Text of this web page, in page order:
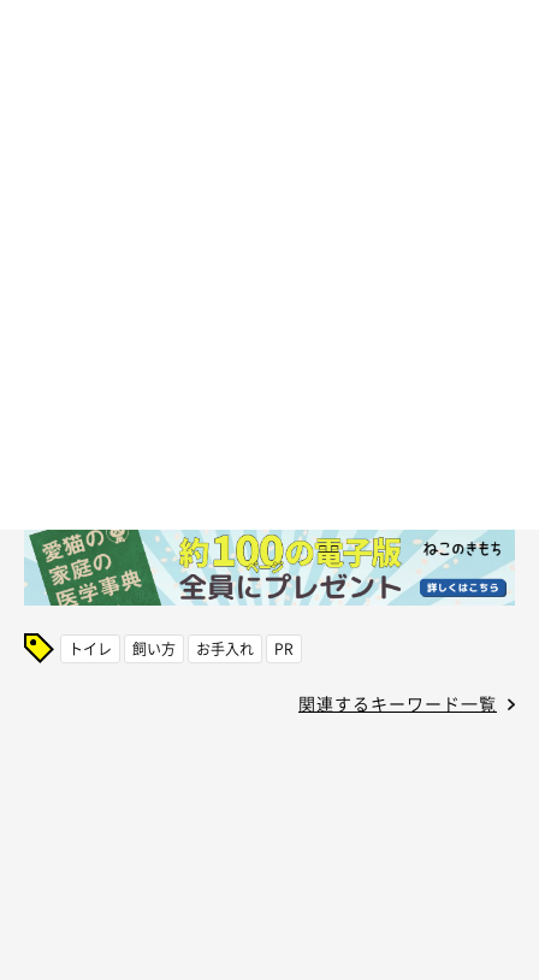
トイレ 飼い方 お手入れ PR
関連するキーワード一覧